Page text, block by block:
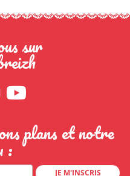
sur
plans et notre
:
JE M'INSCRIS